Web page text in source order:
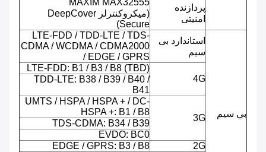
پردازنده
امنیتی
MAXIM MAX32555
(میکروکنترلر DeepCover
Secure)
بي سيم
استاندارد بی
سیم
LTE-FDD / TDD-LTE / TDS-
CDMA / WCDMA / CDMA2000
/ EDGE / GPRS
4G
LTE-FDD: B1 / B3 / B8 (TBD)
TDD-LTE: B38 / B39 / B40 /
B41
3G
UMTS / HSPA / HSPA + / DC-
HSPA +: B1 / B8
TDS-CDMA: B34 / B39
EVDO: BC0
2G
EDGE / GPRS: B3 / B8